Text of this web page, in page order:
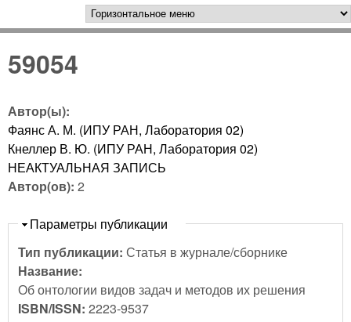
горизонтальное меню
59054
Автор(ы):
Фаянс А. М. (ИПУ РАН, Лаборатория 02)
Кнеллер В. Ю. (ИПУ РАН, Лаборатория 02)
НЕАКТУАЛЬНАЯ ЗАПИСЬ
Автор(ов): 2
Скрыть
Параметры публикации
Тип публикации: Статья в журнале/сборнике
Название:
Об онтологии видов задач и методов их решения
ISBN/ISSN: 2223-9537